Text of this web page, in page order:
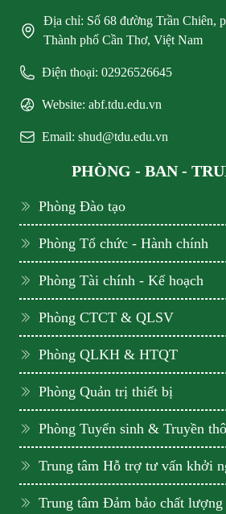
Địa chỉ: Số 68 đường Trần Chiên,
Thành phố Cần Thơ, Việt Nam
Điện thoại: 02926526645
Website: abf.tdu.edu.vn
Email: shud@tdu.edu.vn
PHÒNG - BAN -
Phòng Đào tạo
Phòng Tổ chức - Hành chính
Phòng Tài chính - Kế hoạch
Phòng CTCT & QLSV
Phòng QLKH & HTQT
Phòng Quản trị thiết bị
Phòng Tuyển sinh & Truyền
Trung tâm Hỗ trợ tư vấn khởi
Trung tâm Đảm bảo chất lượng